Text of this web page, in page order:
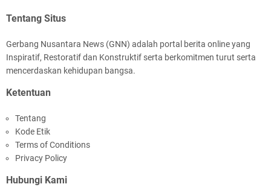
Tentang Situs
Gerbang Nusantara News (GNN) adalah portal berita online yang
Inspiratif, Restoratif dan Konstruktif serta berkomitmen turut serta
mencerdaskan kehidupan bangsa.
Ketentuan
Tentang
Kode Etik
Terms of Conditions
Privacy Policy
Hubungi Kami